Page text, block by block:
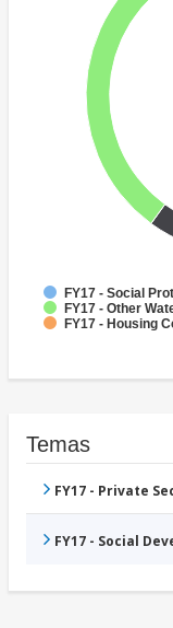
FY17 - Social
FY17 - Other
FY17 - Housing
Temas
FY17 - Private
FY17 - Social